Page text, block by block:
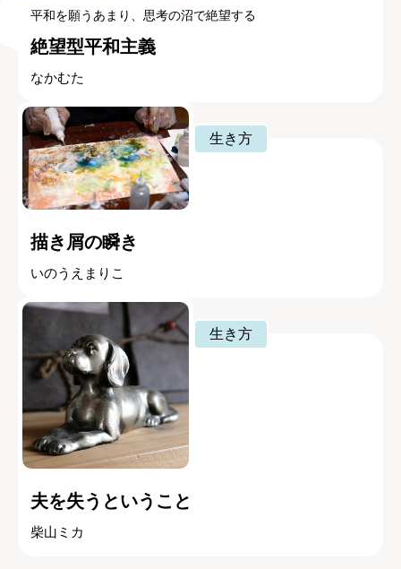
平和を願うあまり、思考の沼で絶望する
絶望型平和主義
なかむた
生き方
描き屑の瞬き
いのうえまりこ
生き方
夫を失うということ
柴山ミカ